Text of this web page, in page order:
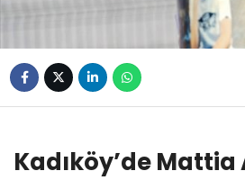
Kadıköy’de